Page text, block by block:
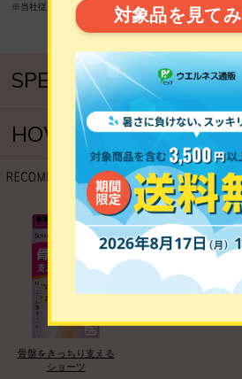
※当社従来品比
SPEC 製品仕様
HOW TO USE ご使用方法
骨盤をきっちり支える
ショーツ